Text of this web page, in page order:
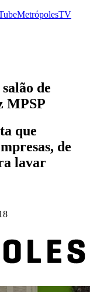
MetrópolesTV
de
MPSP
que
de
lavar